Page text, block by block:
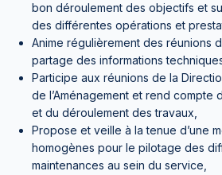
bon déroulement des objectifs et
des différentes opérations et
Anime régulièrement des réunions
partage des informations
Participe aux réunions de la
de l’Aménagement et rend compte
et du déroulement des travaux,
Propose et veille à la tenue d’une
homogènes pour le pilotage des
maintenances au sein du service,